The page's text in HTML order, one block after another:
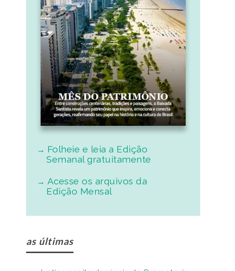
Folheie e leia a Edição
Semanal gratuitamente
Acesse os arquivos da
Edição Mensal
as últimas